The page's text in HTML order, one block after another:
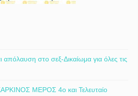
στο σεξ-Δικαίωμα για όλες τις
ΜΕΡΟΣ 4ο και Τελευταίο